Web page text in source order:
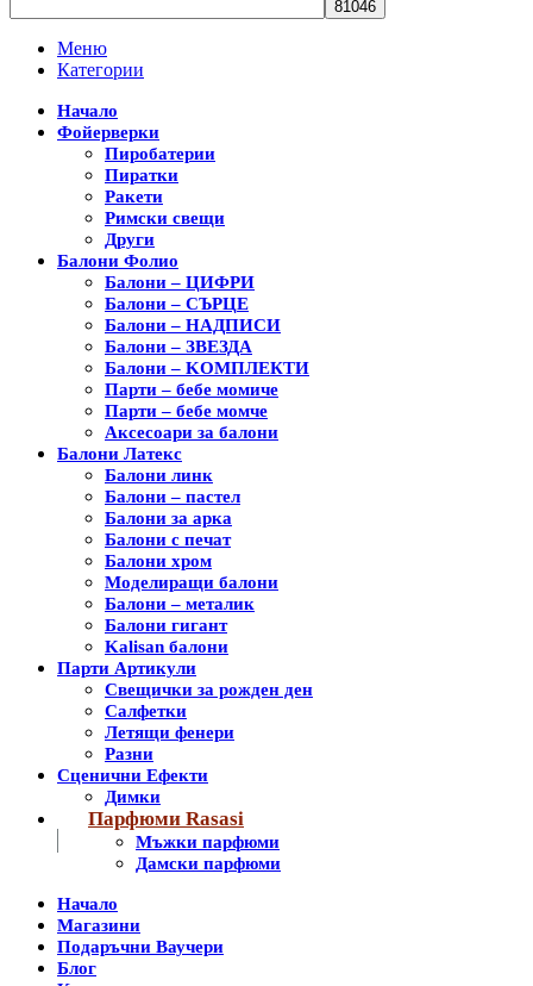
Меню
Категории
Начало
Фойерверки
Пиробатерии
Пиратки
Ракети
Римски свещи
Други
Балони Фолио
Балони – ЦИФРИ
Балони – СЪРЦЕ
Балони – НАДПИСИ
Балони – ЗВЕЗДА
Балони – KОМПЛЕКТИ
Парти – бебе момиче
Парти – бебе момче
Аксесоари за балони
Балони Латекс
Балони линк
Балони – пастел
Балони за арка
Балони с печат
Балони хром
Моделиращи балони
Балони – металик
Балони гигант
Kalisan балони
Парти Артикули
Свещички за рожден ден
Салфетки
Летящи фенери
Разни
Сценични Ефекти
Димки
Парфюми Rasasi
Мъжки парфюми
Дамски парфюми
Начало
Магазини
Подаръчни Ваучери
Блог